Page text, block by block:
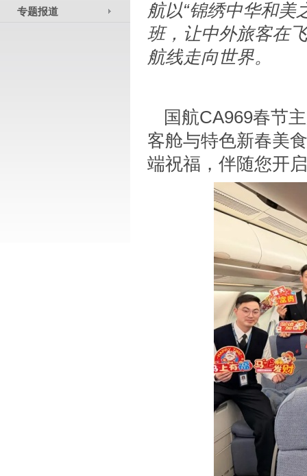
专题报道
航以“锦绣中华和美
班，让中外旅客在
航线走向世界。
国航CA969春节
客舱与特色新春美
端祝福，伴随您开